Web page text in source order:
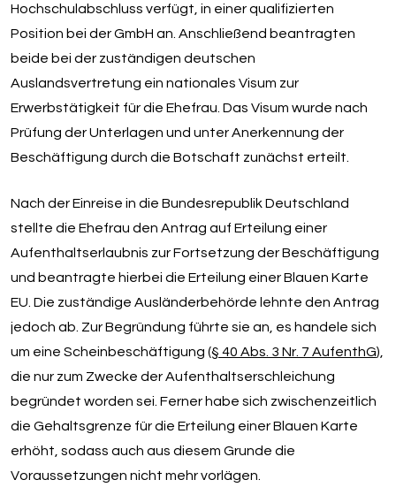
Hochschulabschluss verfügt, in einer qualifizierten
Position bei der GmbH an. Anschließend beantragten
beide bei der zuständigen deutschen
Auslandsvertretung ein nationales Visum zur
Erwerbstätigkeit für die Ehefrau. Das Visum wurde nach
Prüfung der Unterlagen und unter Anerkennung der
Beschäftigung durch die Botschaft zunächst erteilt.
Nach der Einreise in die Bundesrepublik Deutschland
stellte die Ehefrau den Antrag auf Erteilung einer
Aufenthaltserlaubnis zur Fortsetzung der Beschäftigung
und beantragte hierbei die Erteilung einer Blauen Karte
EU. Die zuständige Ausländerbehörde lehnte den Antrag
jedoch ab. Zur Begründung führte sie an, es handele sich
um eine Scheinbeschäftigung (§ 40 Abs. 3 Nr. 7 AufenthG),
die nur zum Zwecke der Aufenthaltserschleichung
begründet worden sei. Ferner habe sich zwischenzeitlich
die Gehaltsgrenze für die Erteilung einer Blauen Karte
erhöht, sodass auch aus diesem Grunde die
Voraussetzungen nicht mehr vorlägen.